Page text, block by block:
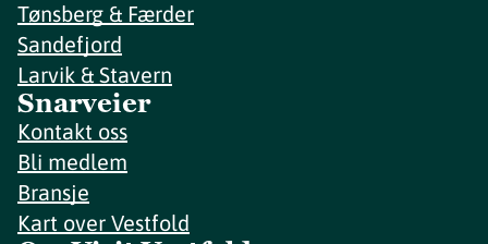
Tønsberg & Færder
Sandefjord
Larvik & Stavern
Snarveier
Kontakt oss
Bli medlem
Bransje
Kart over Vestfold